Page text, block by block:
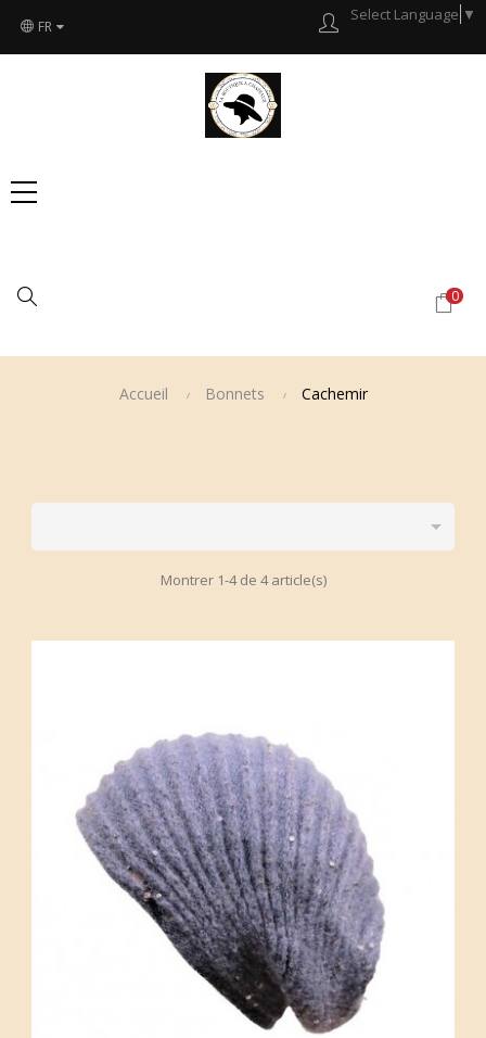
FR
Select Language ▼
0
Chercher
Accueil Bonnets Cachemir

Montrer 1-4 de 4 article(s)